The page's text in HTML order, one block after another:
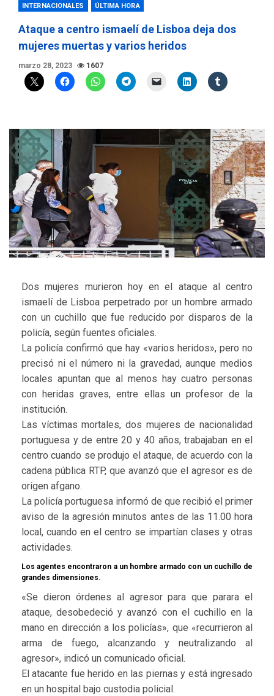
INTERNACIONALES ÚLTIMA HORA
Ataque a centro ismaelí de Lisboa deja dos
mujeres muertas y varios heridos
marzo 28, 2023 1607
Dos mujeres murieron hoy en el ataque al centro
ismaelí de Lisboa perpetrado por un hombre armado
con un cuchillo que fue reducido por disparos de la
policía, según fuentes oficiales.
La policía confirmó que hay «varios heridos», pero no
precisó ni el número ni la gravedad, aunque medios
locales apuntan que al menos hay cuatro personas
con heridas graves, entre ellas un profesor de la
institución.
Las víctimas mortales, dos mujeres de nacionalidad
portuguesa y de entre 20 y 40 años, trabajaban en el
centro cuando se produjo el ataque, de acuerdo con la
cadena pública RTP, que avanzó que el agresor es de
origen afgano.
La policía portuguesa informó de que recibió el primer
aviso de la agresión minutos antes de las 11.00 hora
local, cuando en el centro se impartían clases y otras
actividades.
Los agentes encontraron a un hombre armado con un cuchillo de
grandes dimensiones.
«Se dieron órdenes al agresor para que parara el
ataque, desobedeció y avanzó con el cuchillo en la
mano en dirección a los policías», que «recurrieron al
arma de fuego, alcanzando y neutralizando al
agresor», indicó un comunicado oficial.
El atacante fue herido en las piernas y está ingresado
en un hospital bajo custodia policial.